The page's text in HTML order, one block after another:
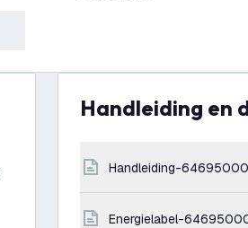
Handleiding en
handleiding-64695000
energielabel-